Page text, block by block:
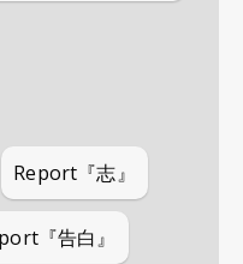
Report『志』
『告白』